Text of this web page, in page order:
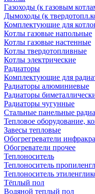
Газоходы (к газовым
Дымоходы (к
Комплектующие для
Котлы газовые напольные
Котлы газовые настенные
Котлы твердотопливные
Котлы электрические
Радиаторы
Комплектующие для
Радиаторы алюминиевые
Радиаторы
Радиаторы чугунные
Стальные панельные
Тепловое оборудование,
Завесы тепловые
Обогрегреватели
Обогреватели прочее
Теплоноситель
Теплоноситель
Теплоноситель
Тёплый пол
Водяной теплый пол